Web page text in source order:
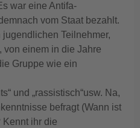
war eine Antifa-
vom Staat bezahlt.
Teilnehmer,
von einem in die Jahre
Gruppe wie ein
und „rassistisch“usw. Na,
befragt (Wann ist
Kennt ihr die